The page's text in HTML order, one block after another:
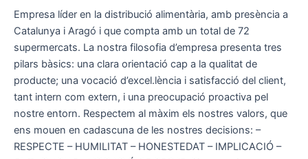
Empresa líder en la distribució alimentària, amb presència a
Catalunya i Aragó i que compta amb un total de 72
supermercats. La nostra filosofia d’empresa presenta tres
pilars bàsics: una clara orientació cap a la qualitat de
producte; una vocació d’excel.lència i satisfacció del client,
tant intern com extern, i una preocupació proactiva pel
nostre entorn. Respectem al màxim els nostres valors, que
ens mouen en cadascuna de les nostres decisions: –
RESPECTE – HUMILITAT – HONESTEDAT – IMPLICACIÓ –